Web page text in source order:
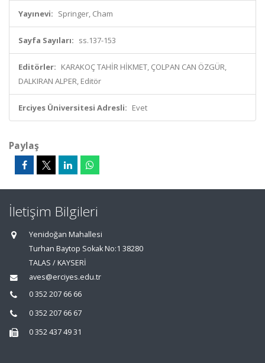
Yayınevi: Springer, Cham
Sayfa Sayıları: ss.137-153
Editörler: KARAKOÇ TAHİR HİKMET, ÇOLPAN CAN ÖZGÜR,
DALKIRAN ALPER, Editör
Erciyes Üniversitesi Adresli: Evet
Paylaş
İletişim Bilgileri
Yenidoğan Mahallesi
Turhan Baytop Sokak No:1 38280
TALAS / KAYSERİ
aves@erciyes.edu.tr
0 352 207 66 66
0 352 207 66 67
0 352 437 49 31